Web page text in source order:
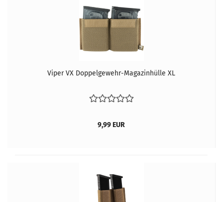
Viper VX Doppelgewehr-Magazinhülle XL
9,99 EUR